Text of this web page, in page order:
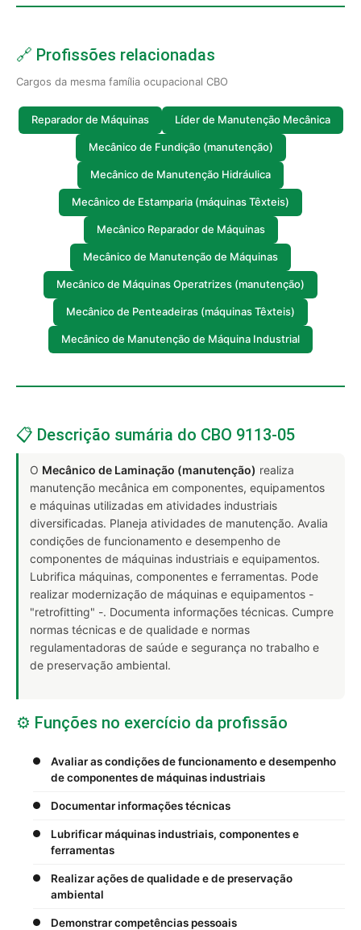
🔗 Profissões relacionadas
Cargos da mesma família ocupacional CBO
Reparador de Máquinas Líder de Manutenção Mecânica
Mecânico de Fundição (manutenção)
Mecânico de Manutenção Hidráulica
Mecânico de Estamparia (máquinas Têxteis)
Mecânico Reparador de Máquinas
Mecânico de Manutenção de Máquinas
Mecânico de Máquinas Operatrizes (manutenção)
Mecânico de Penteadeiras (máquinas Têxteis)
Mecânico de Manutenção de Máquina Industrial
📋 Descrição sumária do CBO 9113-05
O Mecânico de Laminação (manutenção) realiza
manutenção mecânica em componentes, equipamentos
e máquinas utilizadas em atividades industriais
diversificadas. Planeja atividades de manutenção. Avalia
condições de funcionamento e desempenho de
componentes de máquinas industriais e equipamentos.
Lubrifica máquinas, componentes e ferramentas. Pode
realizar modernização de máquinas e equipamentos -
"retrofitting" -. Documenta informações técnicas. Cumpre
normas técnicas e de qualidade e normas
regulamentadoras de saúde e segurança no trabalho e
de preservação ambiental.
⚙️ Funções no exercício da profissão
Avaliar as condições de funcionamento e desempenho
de componentes de máquinas industriais
Documentar informações técnicas
Lubrificar máquinas industriais, componentes e
ferramentas
Realizar ações de qualidade e de preservação
ambiental
Demonstrar competências pessoais